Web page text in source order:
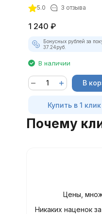
дв. 1.8, 2.0 TFSI
5.0 3 отзыва
1 240 ₽
Бонусных рублей за
37.24руб.
В наличии
В
Купить в 1 клик
Почему
Цены,
Никаких наценок